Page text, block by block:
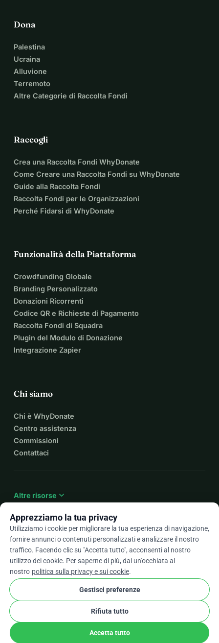
Dona
Palestina
Ucraina
Alluvione
Terremoto
Altre Categorie di Raccolta Fondi
Raccogli
Crea una Raccolta Fondi WhyDonate
Come Creare una Raccolta Fondi su WhyDonate
Guide alla Raccolta Fondi
Raccolta Fondi per le Organizzazioni
Perché Fidarsi di WhyDonate
Funzionalità della Piattaforma
Crowdfunding Globale
Branding Personalizzato
Donazioni Ricorrenti
Codice QR e Richieste di Pagamento
Raccolta Fondi di Squadra
Plugin del Modulo di Donazione
Integrazione Zapier
Chi siamo
Chi è WhyDonate
Centro assistenza
Commissioni
Contattaci
Altre risorse expand_more
It arrow_drop_down
★★★★★4,9 / 5 basato su oltre 500 recensioni
WhyDonatePrivacy e cookie
stripe checkPartner Verificato
Apprezziamo la tua privacy
Utilizziamo i cookie per migliorare la tua esperienza di navigazione,
fornire annunci o contenuti personalizzati e analizzare il nostro
traffico. Facendo clic su "Accetta tutto", acconsenti al nostro
utilizzo dei cookie. Per saperne di più, dai un'occhiata al
nostro politica sulla privacy e sui cookie.
Gestisci preferenze
Rifiuta tutto
Accetta tutto